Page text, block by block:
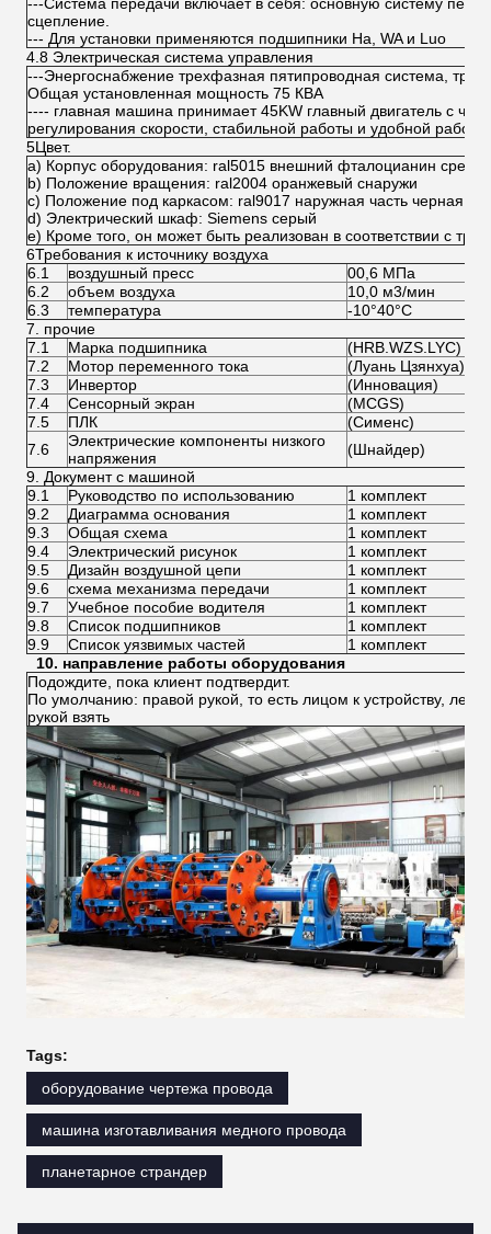
сцепление.
--- Для установки применяются подшипники Ha, WA и Luo
4.8 Электрическая система управления
---Энергоснабжение трехфазная пятипроводная система,
Общая установленная мощность 75 КВА
---- главная машина принимает 45KW главный двигатель с
регулирования скорости, стабильной работы и удобной работы
5Цвет.
a) Корпус оборудования: ral5015 внешний фталоцианин
b) Положение вращения: ral2004 оранжевый снаружи
c) Положение под каркасом: ral9017 наружная часть черная
d) Электрический шкаф: Siemens серый
e) Кроме того, он может быть реализован в соответствии с
6Требования к источнику воздуха
6.1
воздушный пресс
00,6 МПа
6.2
объем воздуха
10,0 м3/мин
6.3
температура
-10°40°C
7. прочие
7.1
Марка подшипника
(HRB.WZS.LYC)
7.2
Мотор переменного тока
(Луань Цзянхуа)
7.3
Инвертор
(Инновация)
7.4
Сенсорный экран
(MCGS)
7.5
ПЛК
(Сименс)
7.6
Электрические компоненты низкого
напряжения
(Шнайдер)
9. Документ с машиной
9.1
Руководство по использованию
1 комплект
9.2
Диаграмма основания
1 комплект
9.3
Общая схема
1 комплект
9.4
Электрический рисунок
1 комплект
9.5
Дизайн воздушной цепи
1 комплект
9.6
схема механизма передачи
1 комплект
9.7
Учебное пособие водителя
1 комплект
9.8
Список подшипников
1 комплект
9.9
Список уязвимых частей
1 комплект
10. направление работы оборудования
Подождите, пока клиент подтвердит.
По умолчанию: правой рукой, то есть лицом к устройству,
рукой взять
Tags:
оборудование чертежа провода
машина изготавливания медного провода
планетарное страндер